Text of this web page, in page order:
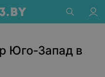
Юго-Запад в